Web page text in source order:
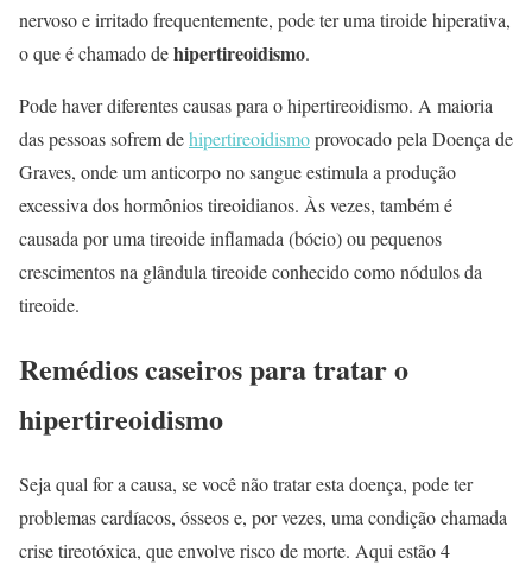
nervoso e irritado frequentemente, pode ter uma tiroide hiperativa,
o que é chamado dehipertireoidismo.
Pode haver diferentes causas para o hipertireoidismo. A maioria
das pessoas sofrem dehipertireoidismoprovocado pela Doença de
Graves, onde um anticorpo no sangue estimula a produção
excessiva dos hormônios tireoidianos. Às vezes, também é
causada por uma tireoide inflamada (bócio) ou pequenos
crescimentos na glândula tireoide conhecido como nódulos da
tireoide.
Remédios caseiros para tratar o
hipertireoidismo
Seja qual for a causa, se você não tratar esta doença, pode ter
problemas cardíacos, ósseos e, por vezes, uma condição chamada
crise tireotóxica, que envolve risco de morte. Aqui estão 4